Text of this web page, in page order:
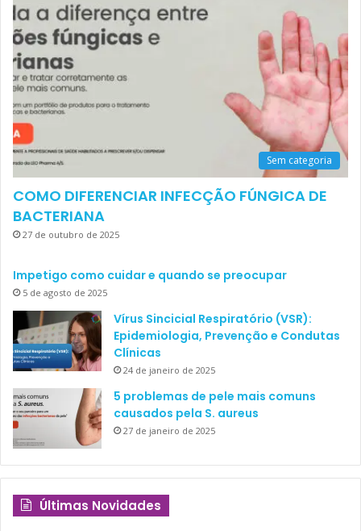
Sem categoria
COMO DIFERENCIAR INFECÇÃO FÚNGICA DE
BACTERIANA
27 de outubro de 2025
Impetigo como cuidar e quando se preocupar
5 de agosto de 2025
Vírus Sincicial Respiratório (VSR):
Epidemiologia, Prevenção e Condutas
Clínicas
24 de janeiro de 2025
5 problemas de pele mais comuns
causados pela S. aureus
27 de janeiro de 2025
Últimas Novidades